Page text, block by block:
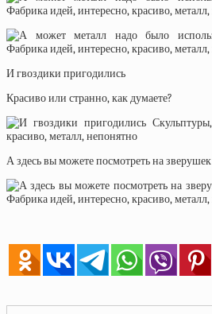
И гвоздики пригодились
Красиво или странно, как думаете?
А здесь вы можете посмотреть на